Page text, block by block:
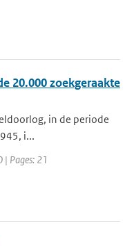
20.000 zoekgeraakte
in de periode
i...
| Pages: 21